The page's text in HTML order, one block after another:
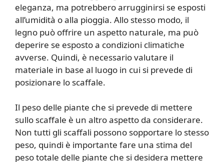
eleganza, ma potrebbero arrugginirsi se esposti
all’umidità o alla pioggia. Allo stesso modo, il
legno può offrire un aspetto naturale, ma può
deperire se esposto a condizioni climatiche
avverse. Quindi, è necessario valutare il
materiale in base al luogo in cui si prevede di
posizionare lo scaffale.
Il peso delle piante che si prevede di mettere
sullo scaffale è un altro aspetto da considerare.
Non tutti gli scaffali possono sopportare lo stesso
peso, quindi è importante fare una stima del
peso totale delle piante che si desidera mettere